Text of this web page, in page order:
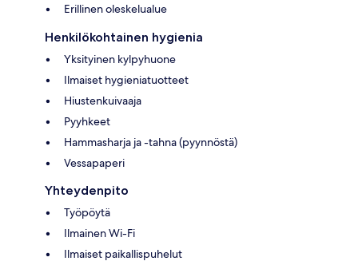
Erillinen oleskelualue
Henkilökohtainen hygienia
Yksityinen kylpyhuone
Ilmaiset hygieniatuotteet
Hiustenkuivaaja
Pyyhkeet
Hammasharja ja -tahna (pyynnöstä)
Vessapaperi
Yhteydenpito
Työpöytä
Ilmainen Wi-Fi
Ilmaiset paikallispuhelut